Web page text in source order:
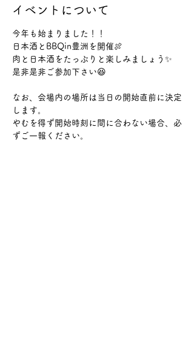
イベントについて
今年も始まりました！！
日本酒とBBQin豊洲を開催🍖
肉と日本酒をたっぷりと楽しみましょう✨
是非是非ご参加下さい😆
なお、会場内の場所は当日の開始直前に決定
します。
やむを得ず開始時刻に間に合わない場合、必
ずご一報ください。